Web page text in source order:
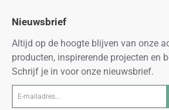
Nieuwsbrief
Altijd op de hoogte blijven van onze
producten, inspirerende projecten en
Schrijf je in voor onze nieuwsbrief.
mailadres...